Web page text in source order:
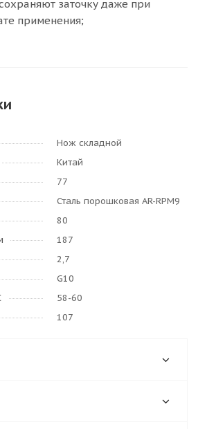
заточку даже при
применения;
Нож складной
Китай
77
Сталь порошковая AR-RPM9
80
187
2,7
G10
58-60
107